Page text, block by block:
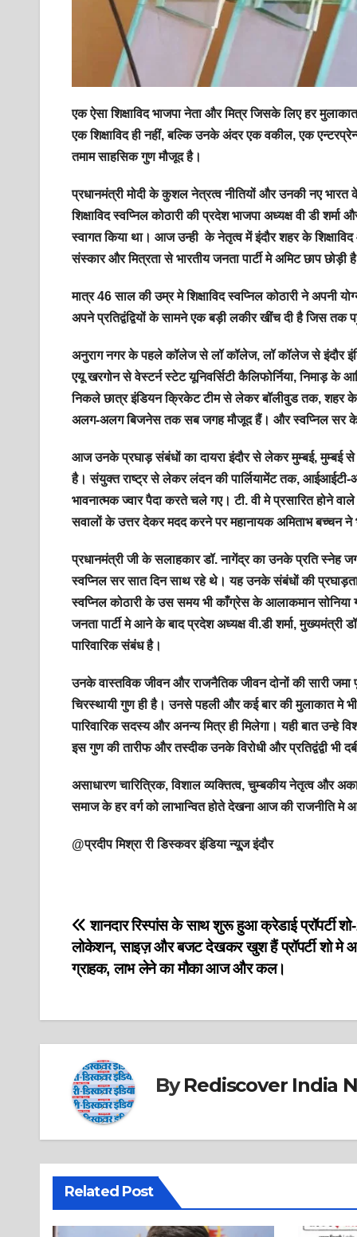
एक ऐसा शिक्षाविद भाजपा नेता और मित्र जिसके लिए हर
एक शिक्षाविद ही नहीं, बल्कि उनके अंदर एक वकील, एक
तमाम साहसिक गुण मौजूद है।
प्रधानमंत्री मोदी के कुशल नेत्रत्व नीतियों और उनकी नए भारत
शिक्षाविद स्वप्निल कोठारी की प्रदेश भाजपा अध्यक्ष वी डी
स्वागत किया था। आज उन्ही के नेतृत्व में इंदौर शहर के शिक्षाविद
संस्कार और मित्रता से भारतीय जनता पार्टी मे अमिट छाप छोड़ी
मात्र 46 साल की उम्र मे शिक्षाविद स्वप्निल कोठारी ने अपनी
अपने प्रतिद्वंद्वियों के सामने एक बड़ी लकीर खींच दी है जिस तक
अनुराग नगर के पहले कॉलेज से लॉ कॉलेज, लॉ कॉलेज से इंदौर
एयू खरगोन से वेस्टर्न स्टेट यूनिवर्सिटी कैलिफोर्निया, निमाड़
निकले छात्र इंडियन क्रिकेट टीम से लेकर बॉलीवुड तक, शहर
अलग-अलग बिजनेस तक सब जगह मौजूद हैं। और स्वप्निल सर के
आज उनके प्रघाड़ संबंधों का दायरा इंदौर से लेकर मुम्बई,
है। संयुक्त राष्ट्र से लेकर लंदन की पार्लियामेंट तक,
भावनात्मक ज्वार पैदा करते चले गए। टी. वी मे प्रसारित होने
सवालों के उत्तर देकर मदद करने पर महानायक अमिताभ बच्चन
प्रधानमंत्री जी के सलाहकार डॉ. नागेंद्र का उनके प्रति स्नेह
स्वप्निल सर सात दिन साथ रहे थे। यह उनके संबंधों की
स्वप्निल कोठारी के उस समय भी काँग्रेस के आलाकमान
जनता पार्टी मे आने के बाद प्रदेश अध्यक्ष वी.डी शर्मा,
पारिवारिक संबंध है।
उनके वास्तविक जीवन और राजनैतिक जीवन दोनों की सारी जमा
चिरस्थायी गुण ही है। उनसे पहली और कई बार की मुलाकात मे
पारिवारिक सदस्य और अनन्य मित्र ही मिलेगा। यही बात उन्हे
इस गुण की तारीफ और तस्दीक उनके विरोधी और प्रतिद्वंद्वी भी
असाधारण चारित्रिक, विशाल व्यक्तित्व, चुम्बकीय नेतृत्व और
समाज के हर वर्ग को लाभान्वित होते देखना आज की राजनीति मे
@प्रदीप मिश्रा री डिस्कवर इंडिया न्यू्‍ज इंदौर
Post
navigation
शानदार रिस्पांस के साथ शुरू हुआ क्रेडाई प्रॉपर्टी
लोकेशन, साइज़ और बजट देखकर खुश हैं प्रॉपर्टी शो मे
ग्राहक, लाभ लेने का मौका आज और कल।
ByRediscover India
Related Post